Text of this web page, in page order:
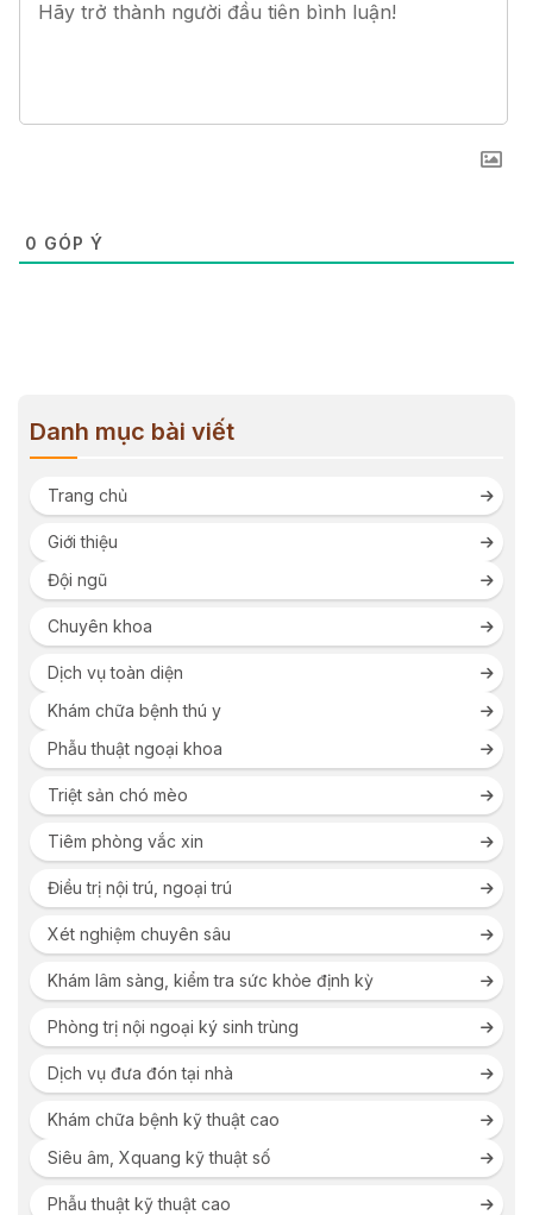
0 GÓP Ý
Danh mục bài viết
Trang chủ
Giới thiệu
Đội ngũ
Chuyên khoa
Dịch vụ toàn diện
Khám chữa bệnh thú y
Phẫu thuật ngoại khoa
Triệt sản chó mèo
Tiêm phòng vắc xin
Điều trị nội trú, ngoại trú
Xét nghiệm chuyên sâu
Khám lâm sàng, kiểm tra sức khỏe định kỳ
Phòng trị nội ngoại ký sinh trùng
Dịch vụ đưa đón tại nhà
Khám chữa bệnh kỹ thuật cao
Siêu âm, Xquang kỹ thuật số
Phẫu thuật kỹ thuật cao